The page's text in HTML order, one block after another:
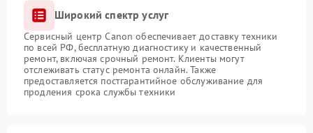
Широкий спектр услуг
Сервисный центр Canon обеспечивает доставку техники
по всей РФ, бесплатную диагностику и качественный
ремонт, включая срочный ремонт. Клиенты могут
отслеживать статус ремонта онлайн. Также
предоставляется постгарантийное обслуживание для
продления срока службы техники